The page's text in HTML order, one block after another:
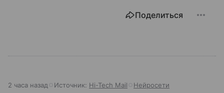
Поделиться
2 часа назад Источник: Hi-Tech Mail Нейросети